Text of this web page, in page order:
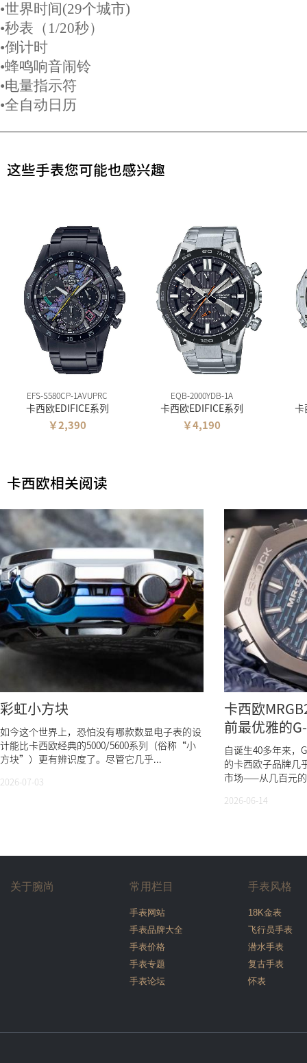
•世界时间(29个城市)
•秒表（1/20秒）
•倒计时
•蜂鸣响音闹铃
•电量指示符
•全自动日历
这些手表您可能也感兴趣
EFS-S580CP-1AVUPRC
卡西欧EDIFICE系列
￥2,390
EQB-2000YDB-1A
卡西欧EDIFICE系列
￥4,190
卡
卡西欧相关阅读
彩虹小方块
如今这个世界上，恐怕没有哪款数显电子表的设
计能比卡西欧经典的5000/5600系列（俗称“小
方块”）更有辨识度了。尽管它几乎...
2026-07-03
卡西欧
前最优雅的
自诞生40多年来，
的卡西欧子品牌几
市场——从几百元
2026-06-14
关于腕尚 常用栏目
手表网站
手表品牌大全
手表价格
手表专题
手表论坛
手表风格
18K金表
飞行员手表
潜水手表
复古手表
怀表